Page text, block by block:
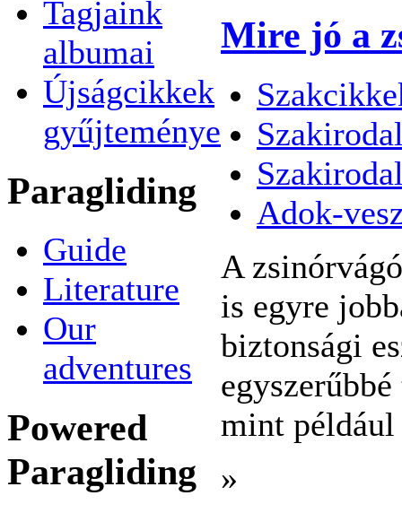
Tagjaink
albumai
Újságcikkek
gyűjteménye
Paragliding
Guide
Literature
Our
adventures
Powered
Paragliding
Mire jó a
Adok-
A
is egyre
biztonsági
mint
»